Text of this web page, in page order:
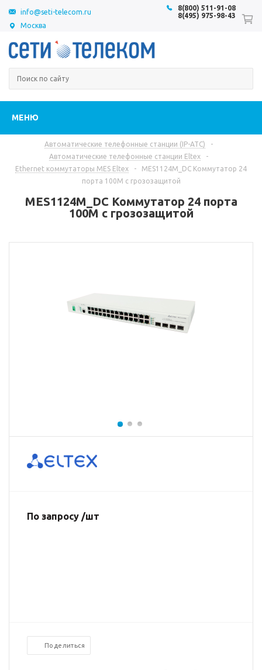
Москва
8(800) 511-91-08
8(495) 975-98-43
info@seti-telecom.ru
МЕНЮ
Автоматические телефонные станции (IP-АТС)
-
Автоматические телефонные станции Eltex
-
Ethernet коммутаторы MES Eltex
-
MES1124M_DC Коммутатор 24
порта 100M с грозозащитой
MES1124M_DC Коммутатор 24 порта
100M с грозозащитой
По запросу /шт
Поделиться